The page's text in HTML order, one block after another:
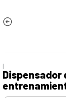
|
Dispensador